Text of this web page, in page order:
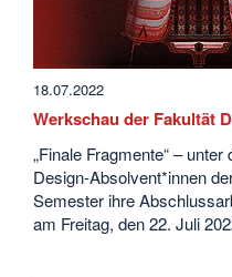
18.07.2022
Werkschau der Fakultät
„Finale Fragmente“ –
Design-Absolvent*innen
Semester ihre
am Freitag, den 22. Juli